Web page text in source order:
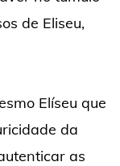
de Eliseu,
Elíseu que
da
as